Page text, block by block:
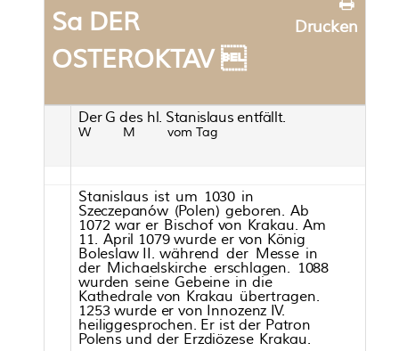
Drucken
Sa DER
OSTEROKTAV 
Der G des hl. Stanislaus entfällt.
W M vom Tag
Stanislaus ist um 1030 in
Szeczepanów (Polen) geboren. Ab
1072 war er Bischof von Krakau. Am
11. April 1079 wurde er von König
BoleslawII.während der Messe in
der Michaelskirche erschlagen. 1088
wurden seine Gebeine in die
Kathedrale von Krakau übertragen.
1253 wurde er von Innozenz IV.
heiliggesprochen. Er ist der Patron
Polens und der Erzdiözese Krakau.